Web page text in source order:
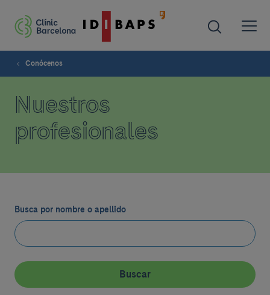
Conócenos
Nuestros
profesionales
Busca por nombre o apellido
Buscar